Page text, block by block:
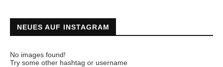
NEUES AUF INSTAGRAM
No images found!
Try some other hashtag or username